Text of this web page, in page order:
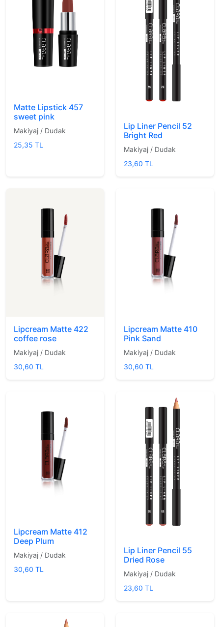
Matte Lipstick 457
sweet pink
Makiyaj / Dudak
25,35 TL
Lip Liner Pencil 52
Bright Red
Makiyaj / Dudak
23,60 TL
Lipcream Matte 422
coffee rose
Makiyaj / Dudak
30,60 TL
Lipcream Matte 410
Pink Sand
Makiyaj / Dudak
30,60 TL
Lipcream Matte 412
Deep Plum
Makiyaj / Dudak
30,60 TL
Lip Liner Pencil 55
Dried Rose
Makiyaj / Dudak
23,60 TL